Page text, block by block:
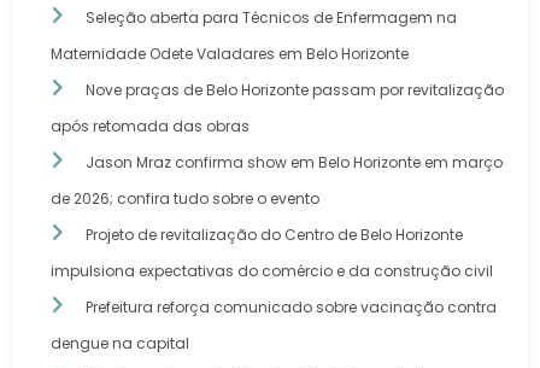
Seleção aberta para Técnicos de Enfermagem na
Maternidade Odete Valadares em Belo Horizonte
Nove praças de Belo Horizonte passam por revitalização
após retomada das obras
Jason Mraz confirma show em Belo Horizonte em março
de 2026; confira tudo sobre o evento
Projeto de revitalização do Centro de Belo Horizonte
impulsiona expectativas do comércio e da construção civil
Prefeitura reforça comunicado sobre vacinação contra
dengue na capital